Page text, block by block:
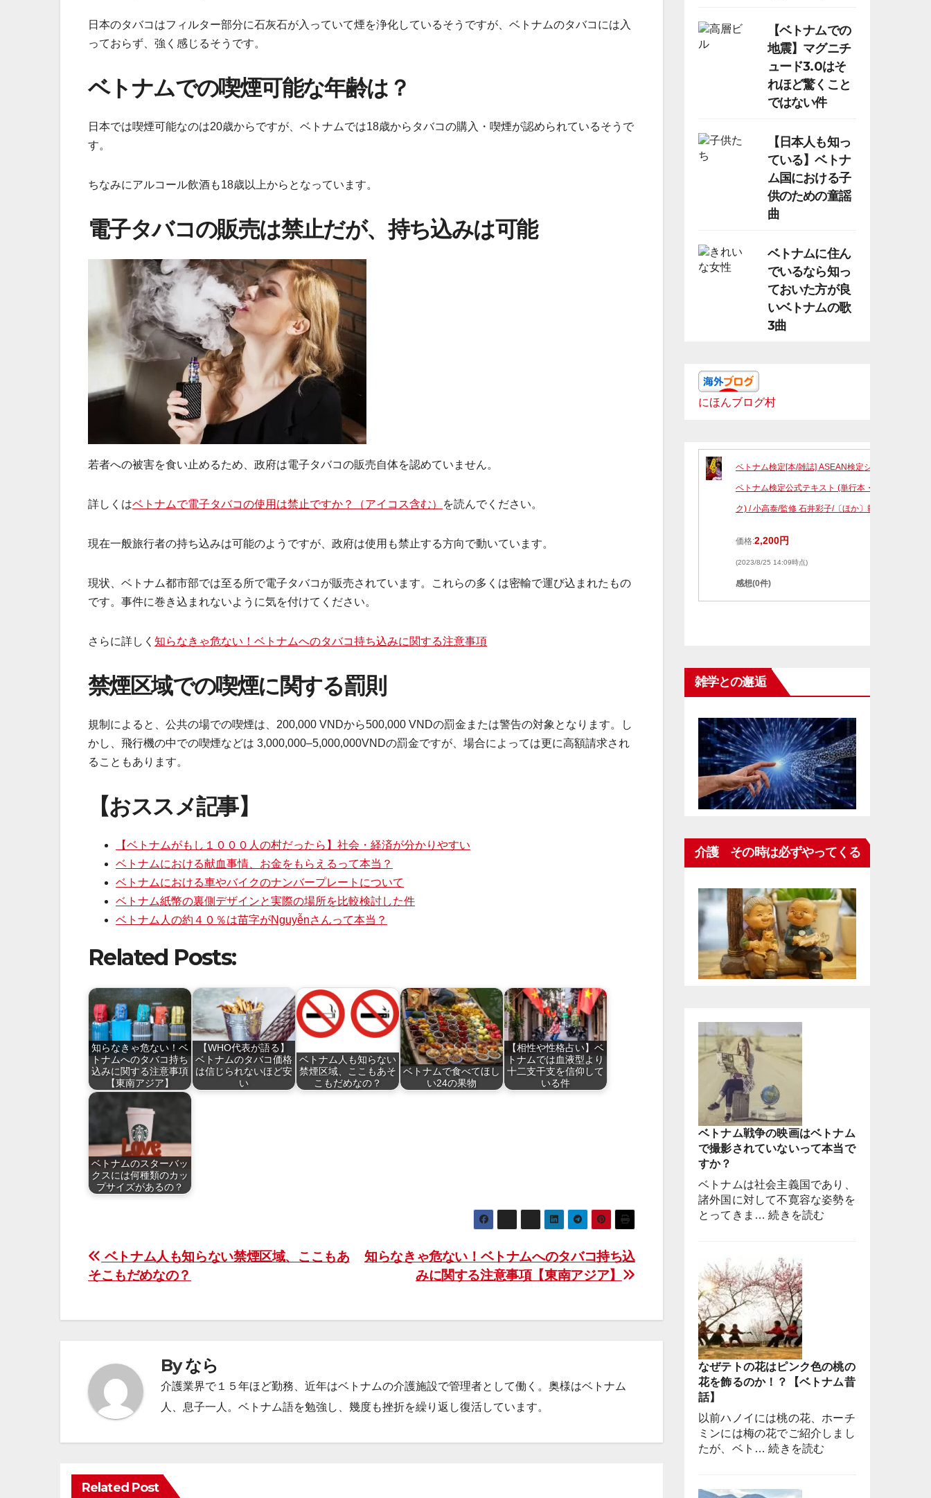
日本のタバコはフィルター部分に石灰石が入っていて煙を浄化しているそうですが、ベトナムのタバコには入
っておらず、強く感じるそうです。
ベトナムでの喫煙可能な年齢は？
日本では喫煙可能なのは20歳からですが、ベトナムでは18歳からタバコの購入・喫煙が認められているそうで
す。
ちなみにアルコール飲酒も18歳以上からとなっています。
電子タバコの販売は禁止だが、持ち込みは可能
若者への被害を食い止めるため、政府は電子タバコの販売自体を認めていません。
詳しくはベトナムで電子タバコの使用は禁止ですか？（アイコス含む） を読んでください。
現在一般旅行者の持ち込みは可能のようですが、政府は使用も禁止する方向で動いています。
現状、ベトナム都市部では至る所で電子タバコが販売されています。これらの多くは密輸で運び込まれたもの
です。事件に巻き込まれないように気を付けてください。
さらに詳しく 知らなきゃ危ない！ベトナムへのタバコ持ち込みに関する注意事項
禁煙区域での喫煙に関する罰則
規制によると、公共の場での喫煙は、200,000 VNDから500,000 VNDの罰金または警告の対象となります。し
かし、飛行機の中での喫煙などは 3,000,000–5,000,000VNDの罰金ですが、場合によっては更に高額請求され
ることもあります。
【おススメ記事】
【ベトナムがもし１０００人の村だったら】社会・経済が分かりやすい
ベトナムにおける献血事情、お金をもらえるって本当？
ベトナムにおける車やバイクのナンバープレートについて
ベトナム紙幣の裏側デザインと実際の場所を比較検討した件
ベトナム人の約４０％は苗字がNguyễnさんって本当？
Related Posts:
知らなきゃ危ない！ベ
トナムへのタバコ持ち
込みに関する注意事項
【東南アジア】
【WHO代表が語る】
ベトナムのタバコ価格
は信じられないほど安
い
ベトナム人も知らない
禁煙区域、ここもあそ
こもだめなの？
ベトナムで食べてほし
い24の果物
【相性や性格占い】ベ
トナムでは血液型より
十二支干支を信仰して
いる件
ベトナムのスターバッ
クスには何種類のカッ
プサイズがあるの？
投
稿
ナ
ゲ
ー
ン
知らなきゃ危ない！ベトナムへのタバコ持ち込
みに関する注意事項【東南アジア】
ベトナム人も知らない禁煙区域、ここもあ
そこもだめなの？
Byなら
介護業界で１５年ほど勤務、近年はベトナムの介護施設で管理者として働く。奥様はベトナム
人、息子一人。ベトナム語を勉強し、幾度も挫折を繰り返し復活しています。
Related Post
【ベトナムでの
地震】マグニチ
ュード3.0はそ
れほど驚くこと
ではない件
【日本人も知っ
ている】ベトナ
ム国における子
供のための童謡
曲
ベトナムに住ん
でいるなら知っ
ておいた方が良
いベトナムの歌
3曲
にほんブログ村
ベトナム検定[本/雑誌] ASEAN検定シリーズ
ベトナム検定公式テキスト (単行本・ムッ
ク) / 小高泰/監修 石井彩子/〔ほか〕執筆
価格:2,200円
(2023/8/25 14:09時点)
感想(0件)
雑学との邂逅
介護 その時は必ずやってくる
ベトナム戦争の映画はベトナム
で撮影されていないって本当で
すか？
ベトナムは社会主義国であり、
諸外国に対して不寛容な姿勢を
とってきま…続きを読む
は
ベ
ナ
ム
で
なぜテトの花はピンク色の桃の
花を飾るのか！？【ベトナム昔
話】
以前ハノイには桃の花、ホーチ
ミンには梅の花でご紹介しまし
たが、ベト…続きを読む